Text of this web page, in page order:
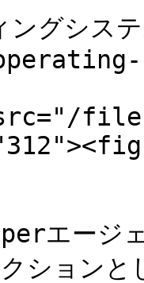
ングシ
files/
エージ
ションと